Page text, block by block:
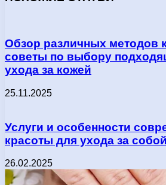
Обзор различных методов
советы по выбору
ухода за кожей
25.11.2025
Услуги и особенности
красоты для ухода за собой
26.02.2025